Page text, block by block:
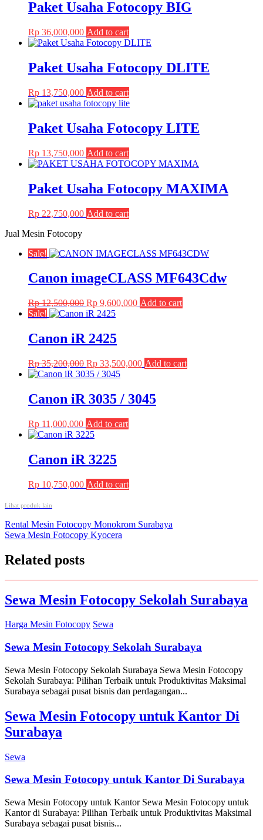
product
product
Paket Usaha Fotocopy BIG
Rp 36,000,000 Add to cart
Paket Usaha Fotocopy DLITE
Rp 13,750,000 Add to cart
Paket Usaha Fotocopy LITE
Rp 13,750,000 Add to cart
Paket Usaha Fotocopy MAXIMA
Rp 22,750,000 Add to cart
Jual Mesin Fotocopy
Sale!
Canon imageCLASS MF643Cdw
Rp12,500,000 Original
price
Rp 12,500,000.
Rp 9,600,000Current
Add to cart
Sale!
Canon iR 2425
Rp35,200,000 Original
price
Rp 35,200,000.
Rp 33,500,000Current
Rp 33,500,000.
Add to cart
Canon iR 3035 / 3045
Rp 11,000,000 Add to cart
Canon iR 3225
Rp 10,750,000 Add to cart
Lihat produk lain
Post
navigation
Rental Mesin Fotocopy Monokrom Surabaya
Sewa Mesin Fotocopy Kyocera
Related posts
Sewa Mesin Fotocopy Sekolah Surabaya
Harga Mesin Fotocopy Sewa
Sewa Mesin Fotocopy Sekolah Surabaya
Sewa Mesin Fotocopy Sekolah Surabaya Sewa Mesin Fotocopy
Sekolah Surabaya: Pilihan Terbaik untuk Produktivitas Maksimal
Surabaya sebagai pusat bisnis dan perdagangan...
Sewa Mesin Fotocopy untuk Kantor Di
Surabaya
Sewa
Sewa Mesin Fotocopy untuk Kantor Di Surabaya
Sewa Mesin Fotocopy untuk Kantor Sewa Mesin Fotocopy untuk
Kantor di Surabaya: Pilihan Terbaik untuk Produktivitas Maksimal
Surabaya sebagai pusat bisnis...